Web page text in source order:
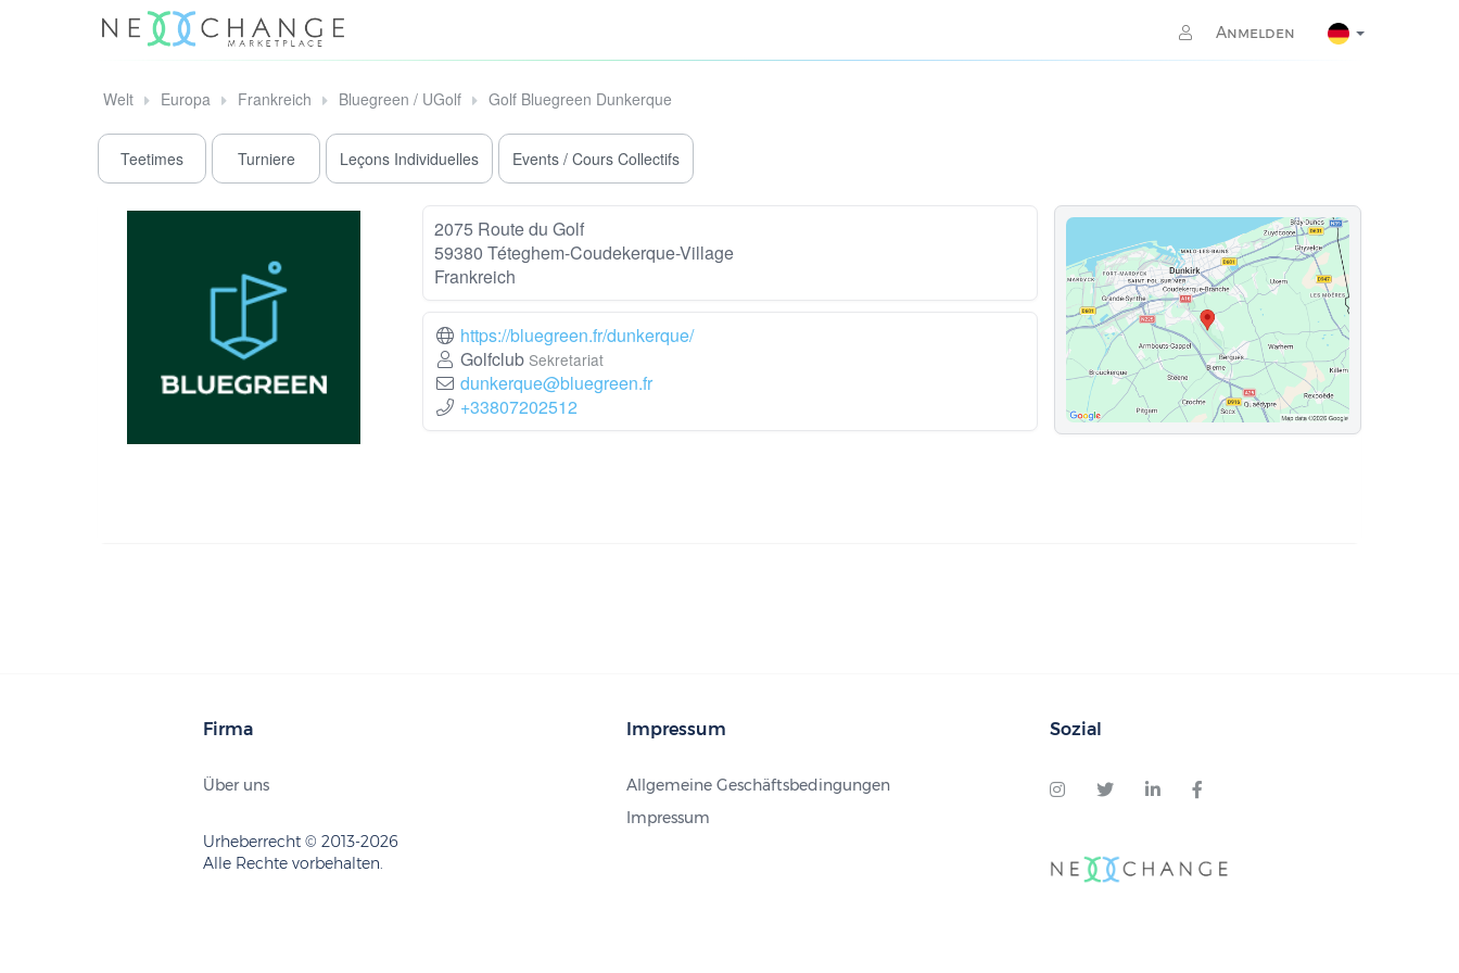
Anmelden
Welt Europa Frankreich Bluegreen / UGolf Golf Bluegreen Dunkerque
Teetimes Turniere Leçons Individuelles Events / Cours Collectifs
2075 Route du Golf
59380 Téteghem-Coudekerque-Village
Frankreich
https://bluegreen.fr/dunkerque/
Golfclub Sekretariat
dunkerque@bluegreen.fr
+33807202512
Firma
Über uns
Urheberrecht © 2013-2026
Alle Rechte vorbehalten.
Impressum
Allgemeine Geschäftsbedingungen
Impressum
Sozial